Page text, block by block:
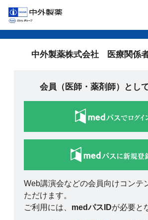
中外製薬株式会社 医療関係
会員（医師・薬剤師）とし
Web講演会などの会員向けコンテ
ただけます。
ご利用には、 medパスIDが必要と